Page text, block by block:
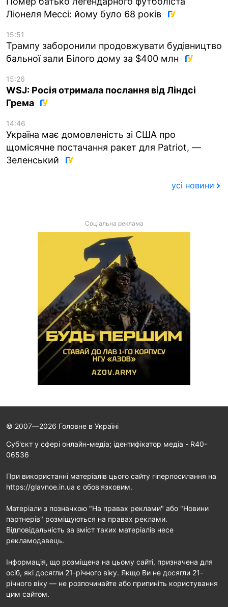
Ліонеля Мессі: йому було 68 років
15:51
Трампу заборонили продовжувати будівництво
бальної зали Білого дому за $400 млн
15:26
WSJ: Росія отримала послання від Ліндсі
Грема
14:46
Україна має домовленість зі США про
щомісячне постачання ракет для Patriot, —
Зеленський
усі новини
Соціальна реклама
© 2007—2026 Головне в Україні
Cуб'єкт у сфері онлайн-медіа; ідентифікатор медіа - R40-
06536
При використанні матеріалів цього сайту гіперпосилання на
https://glavnoe.in.ua є обов'язковим.
Матеріали з позначкою "На правах реклами" або "Новини
партнерів" розміщуються на правах реклами.
Відповідальність за зміст таких матеріалів несе
рекламодавець.
Інформація, що розміщена на цьому сайті, призначена для
осіб, які досягли 21-річного віку. Якщо Ви не досягли 21-
річного віку — не розпочинайте або припиніть користування
цим сайтом.